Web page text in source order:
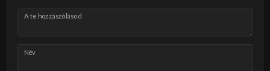
A te hozzászólásod
Név